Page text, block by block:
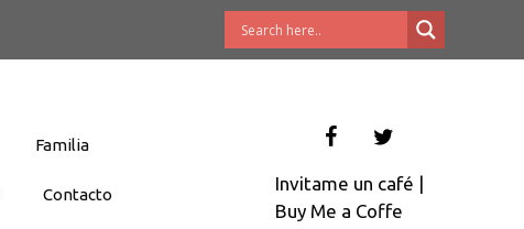
Familia
Contacto
Invitame un café |
Buy Me a Coffe